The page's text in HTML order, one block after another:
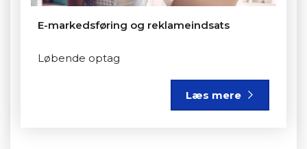
E-markedsføring og reklameindsats
Løbende optag
Læs mere